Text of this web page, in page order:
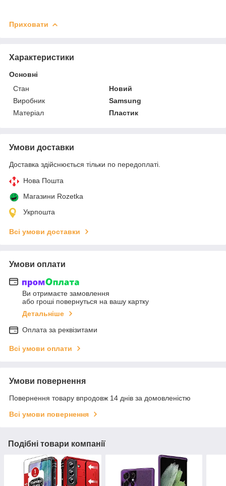
Приховати
Характеристики
Основні
Стан
Новий
Виробник
Samsung
Матеріал
Пластик
Умови доставки
Доставка здійснюється тільки по передоплаті.
Нова Пошта
Магазини Rozetka
Укрпошта
Всі умови доставки
Умови оплати
Ви отримаєте замовлення
або гроші повернуться на вашу картку
Детальніше
Оплата за реквізитами
Всі умови оплати
Умови повернення
Повернення товару впродовж 14 днів за домовленістю
Всі умови повернення
Подібні товари компанії